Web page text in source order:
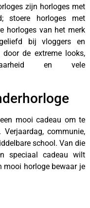
zijn horloges met
stoere horloges met
horloges van het merk
bij vloggers en
de extreme looks,
en vele
mooi cadeau om te
Verjaardag, communie,
school. Van die
speciaal cadeau wilt
mooi horloge bewaar je